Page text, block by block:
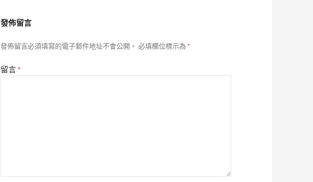
發佈留言
發佈留言必須填寫的電子郵件地址不會公開。 必填欄位標示為 *
留言 *